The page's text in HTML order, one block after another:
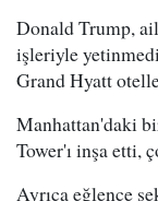
Donald Trump,
işleriyle
Grand Hyatt
Manhattan'daki
Tower'ı inşa etti,
Ayrıca eğlence